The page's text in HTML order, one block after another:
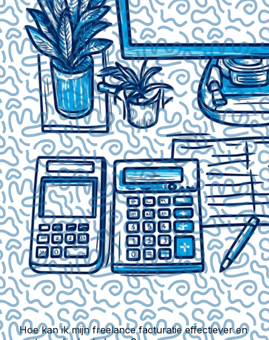
Hoe kan ik mijn freelance facturatie effectiever en